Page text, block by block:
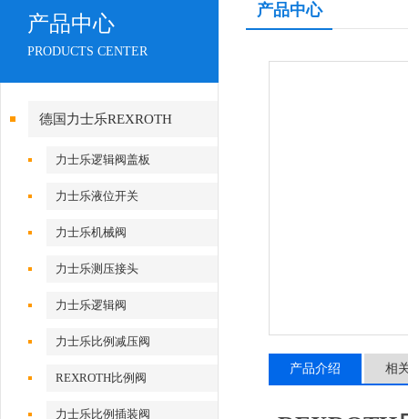
产品中心
PRODUCTS CENTER
德国力士乐REXROTH
力士乐逻辑阀盖板
力士乐液位开关
力士乐机械阀
力士乐测压接头
力士乐逻辑阀
力士乐比例减压阀
REXROTH比例阀
力士乐比例插装阀
产品中心
产品介绍 相